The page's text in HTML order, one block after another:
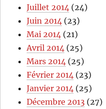
Juillet 2014 (24)
Juin 2014 (23)
Mai 2014 (21)
Avril 2014 (25)
Mars 2014 (25)
Février 2014 (23)
Janvier 2014 (25)
Décembre 2013 (27)